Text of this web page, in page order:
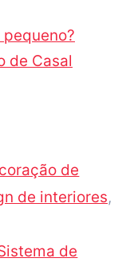
de Casal
de
de interiores,
de